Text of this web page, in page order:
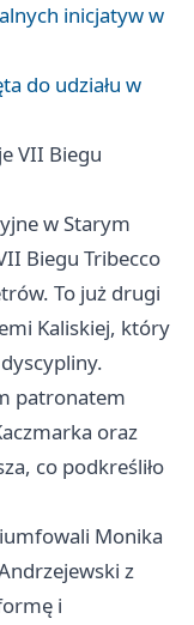
inicjatyw w
do udziału w
VII Biegu
w Starym
Biegu Tribecco
To już drugi
Kaliskiej, który
patronatem
oraz
co podkreśliło
Monika
z
i